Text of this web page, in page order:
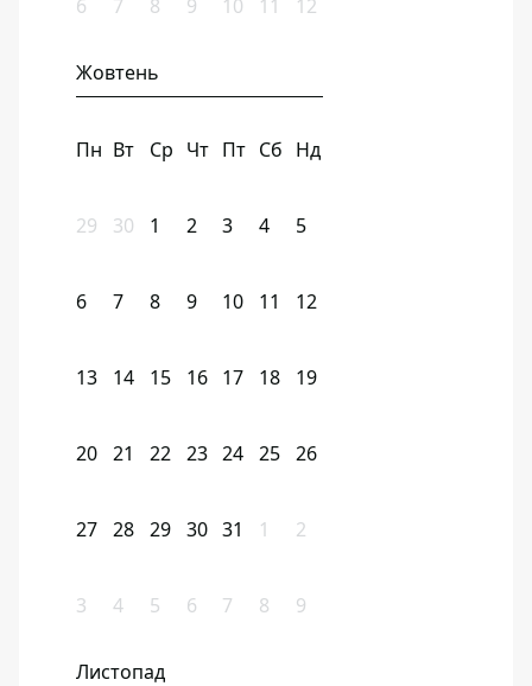
6 7 8 9 10 11 12
Жовтень
Пн Вт Ср Чт Пт Сб Нд
29 30 1 2 3 4 5
6 7 8 9 10 11 12
13 14 15 16 17 18 19
20 21 22 23 24 25 26
27 28 29 30 31 1 2
3 4 5 6 7 8 9
Листопад